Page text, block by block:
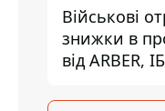
Військові
знижки в
від ARBER,